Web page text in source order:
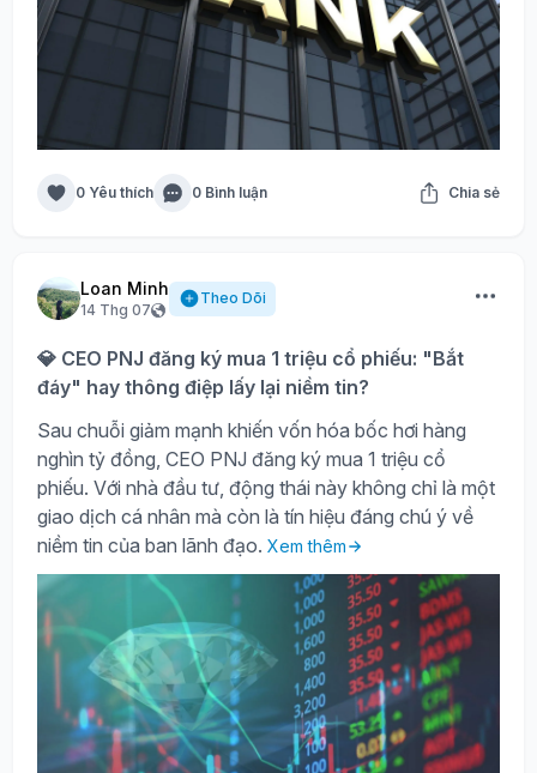
0 Yêu thích 0 Bình luận Chia sẻ
Loan Minh
14 Thg 07
Theo Dõi
💎 CEO PNJ đăng ký mua 1 triệu cổ phiếu: "Bắt
đáy" hay thông điệp lấy lại niềm tin?
Sau chuỗi giảm mạnh khiến vốn hóa bốc hơi hàng
nghìn tỷ đồng, CEO PNJ đăng ký mua 1 triệu cổ
phiếu. Với nhà đầu tư, động thái này không chỉ là một
giao dịch cá nhân mà còn là tín hiệu đáng chú ý về
niềm tin của ban lãnh đạo. Xem thêm